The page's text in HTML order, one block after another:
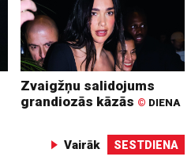
Zvaigžņu salidojums
grandiozās kāzās © DIENA
Vairāk SESTDIENA